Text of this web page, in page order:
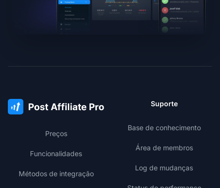
Preços
Funcionalidades
Métodos de integração
Suporte
Base de conhecimento
Área de membros
Log de mudanças